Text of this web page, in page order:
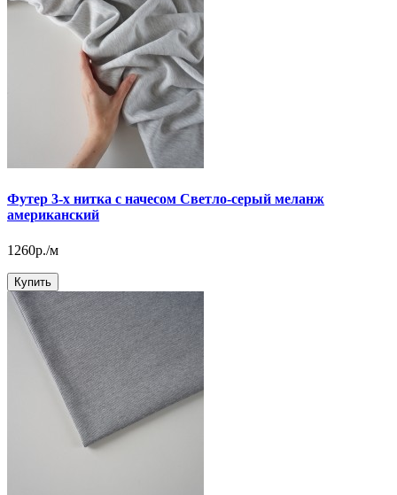
Футер 3-х нитка с начесом Светло-серый меланж
американский
1260р./м
Купить